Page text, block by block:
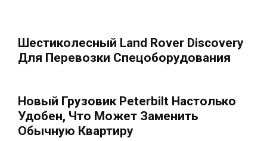
Шестиколесный Land Rover Discovery
Для Перевозки Спецоборудования
Новый Грузовик Peterbilt Настолько
Удобен, Что Может Заменить
Обычную Квартиру